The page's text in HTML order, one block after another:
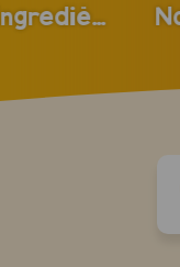
Bakmixen & Ingrediënten